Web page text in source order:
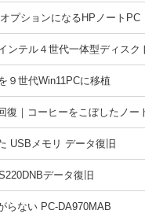
プションになるHPノートPC
ンテル４世代一体型ディスク
９世代Win11PCに移植
｜コーヒーをこぼしたノー
USBメモリ データ復旧
データ復旧
らない PC-DA970MAB